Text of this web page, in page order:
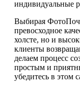
индивидуальные
Выбирая
превосходное
холсте, но и
клиенты
делаем процесс
простым и
убедитесь в этом